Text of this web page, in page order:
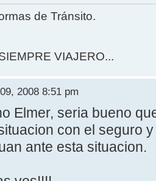
de Tránsito.
VIAJERO...
2008 8:51 pm
Elmer, seria bueno
con el seguro
ante esta situacion.